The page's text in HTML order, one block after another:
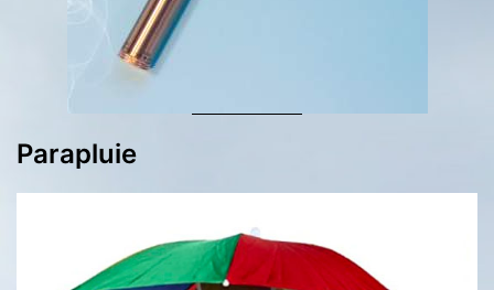
Parapluie